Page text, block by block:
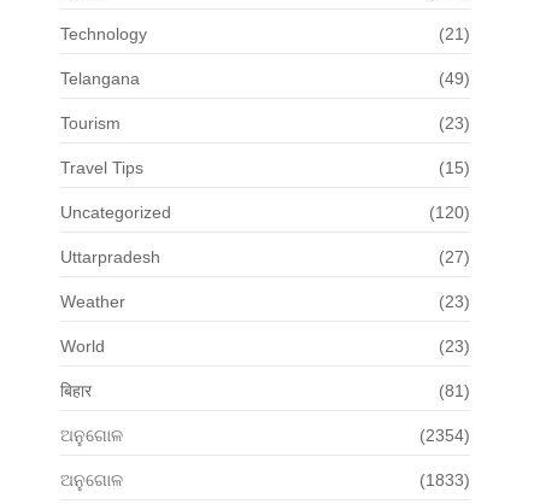
Technology (21)
Telangana (49)
Tourism (23)
Travel Tips (15)
Uncategorized (120)
Uttarpradesh (27)
Weather (23)
World (23)
बिहार (81)
ଅନୁଗୋଳ (2354)
ଅନୁଗୋଳ (1833)